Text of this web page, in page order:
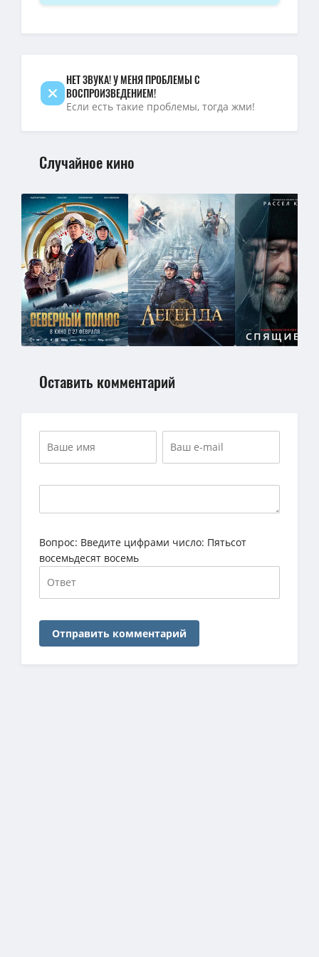
1080p — Не буди во мне киллера / Les complices / Killing Blues
НЕТ ЗВУКА! У МЕНЯ ПРОБЛЕМЫ С
ВОСПРОИЗВЕДЕНИЕМ!
Если есть такие проблемы, тогда жми!
Случайное кино
Оставить комментарий
Вопрос: Введите цифрами число: Пятьсот
восемьдесят восемь
Отправить комментарий